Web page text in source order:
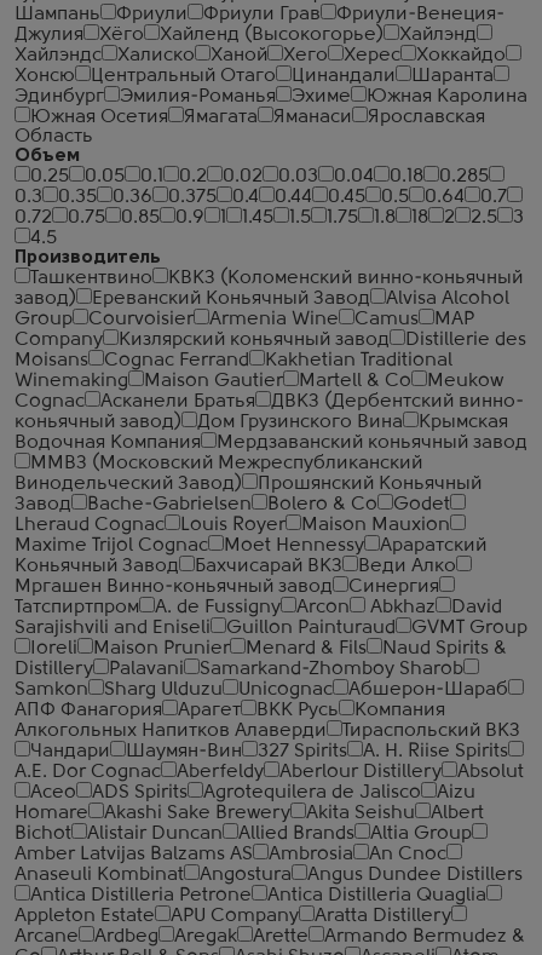
Шампань
Фриули Фриули Грав
Фриули-Венеция-
Джулия
Хёго Хайленд (Высокогорье)
Хайлэнд
Хайлэндс
Халиско Ханой Хего Херес
Хоккайдо
Хонсю
Центральный Отаго Цинандали
Шаранта
Эдинбург
Эмилия-Романья Эхиме
Южная Каролина
Южная Осетия
Ямагата Яманаси
Ярославская
Область
Объем
0.25
0.05 0.1 0.2 0.02 0.03 0.04 0.18
0.285
0.3
0.35 0.36 0.375 0.4 0.44 0.45 0.5 0.64
0.7
0.72
0.75 0.85 0.9 1.45 1.5 1.75 1.8 18 2 2.5
3
4.5
Производитель
Ташкентвино
КВКЗ (Коломенский винно-коньячный
завод)
Ереванский Коньячный Завод
Alvisa Alcohol
Group
Courvoisier Armenia Wine Camus
MAP
Company
Кизлярский коньячный завод
Distillerie des
Moisans
Cognac Ferrand
Kakhetian Traditional
Winemaking
Maison Gautier Martell & Co
Meukow
Cognac
Асканели Братья
ДВКЗ (Дербентский винно-
коньячный завод)
Дом Грузинского Вина
Крымская
Водочная Компания
Мердзаванский коньячный завод
ММВЗ (Московский Межреспубликанский
Винодельческий Завод)
Прошянский Коньячный
Завод
Bache-Gabrielsen Bolero & Co
Godet
Lheraud Cognac
Louis Royer
Maison Mauxion
Maxime Trijol Cognac
Moet Hennessy
Араратский
Коньячный Завод
Бахчисарай ВКЗ
Веди Алко
Мргашен Винно-коньячный завод
Синергия
Татспиртпром
A. de Fussigny Arcon Abkhaz
David
Sarajishvili and Eniseli
Guillon Painturaud
GVMT Group
Ioreli
Maison Prunier Menard & Fils
Naud Spirits &
Distillery
Palavani
Samarkand-Zhomboy Sharob
Samkon
Sharg Ulduzu Unicognac
Абшерон-Шараб
АПФ Фанагория
Арагет ВКК Русь
Компания
Алкогольных Напитков Алаверди
Тираспольский ВКЗ
Чандари
Шаумян-Вин 327 Spirits
A. H. Riise Spirits
A.E. Dor Cognac
Aberfeldy Aberlour Distillery
Absolut
Aceo
ADS Spirits Agrotequilera de Jalisco
Aizu
Homare
Akashi Sake Brewery Akita Seishu
Albert
Bichot
Alistair Duncan Allied Brands
Altia Group
Amber Latvijas Balzams AS
Ambrosia
An Cnoc
Anaseuli Kombinat
Angostura
Angus Dundee Distillers
Antica Distilleria Petrone
Antica Distilleria Quaglia
Appleton Estate
APU Company
Aratta Distillery
Arcane
Ardbeg Aregak Arette
Armando Bermudez &